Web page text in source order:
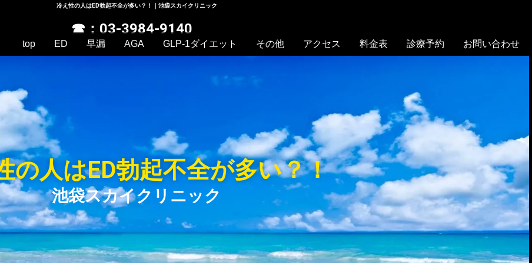
冷え性の人はED勃起不全が多い？！｜池袋スカイクリニック
☎：03-3984-9140
top ED 早漏 AGA GLP-1ダイエット その他 アクセス 料金表 診療予約 お問い合わせ
の人はED勃起不全が多い？！
池袋スカイクリニック